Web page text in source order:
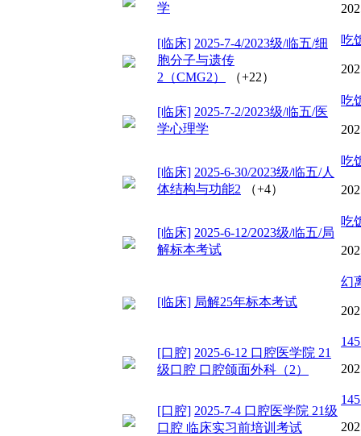
学
[临床] 2025-7-4/2023级/临五/细
胞分子与遗传
2（CMG2）
（+22）
吃
[临床] 2025-7-2/2023级/临五/医
学心理学
吃
[临床] 2025-6-30/2023级/临五/人
体结构与功能2
（+4）
吃
[临床] 2025-6-12/2023级/临五/局
解标本考试
吃
[临床] 局解25年标本考试
幻
[口腔] 2025-6-12 口腔医学院 21
级口腔 口腔颌面外科（2）
[口腔] 2025-7-4 口腔医学院 21级
口腔 临床实习前培训考试